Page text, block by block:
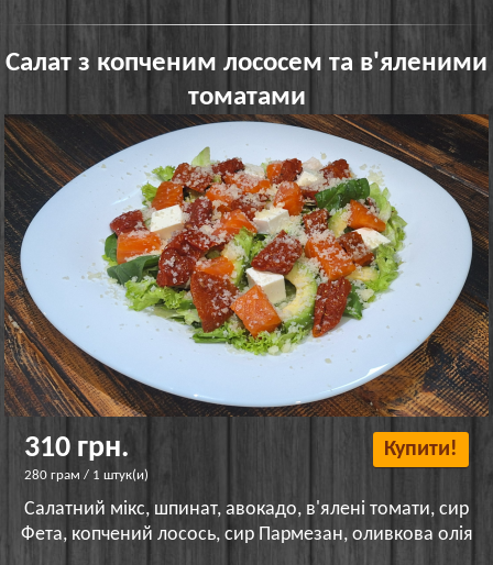
Салат з копченим лососем та в'яленими
томатами
310 грн.
280 грам / 1 штук(и)
Купити!
Салатний мікс, шпинат, авокадо, в'ялені томати, сир
Фета, копчений лосось, сир Пармезан, оливкова олія